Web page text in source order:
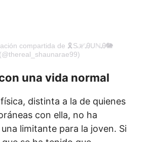
compartida de 🎗ЅℋᎯUℕᎯ🐘
(@thereal_shaunarae99)
una vida normal
distinta a la de quienes
con ella, no ha
limitante para la joven. Si